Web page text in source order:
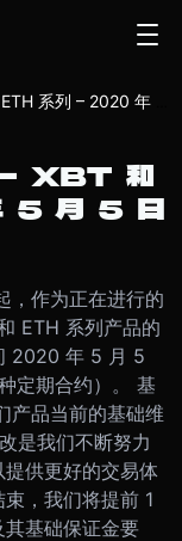
– XBT 和
5 月 5 日
作为正在进行的
ETH 系列产品的
2020 年 5 月 5
定期合约）。 基
产品当前的基础维
是我们不断努力
供更好的交易体
，我们将提前 1
基础保证金要